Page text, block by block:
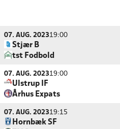
07. AUG. 202319:00
Stjær B
tst Fodbold
07. AUG. 202319:00
Ulstrup IF
Århus Expats
07. AUG. 202319:15
Hornbæk SF